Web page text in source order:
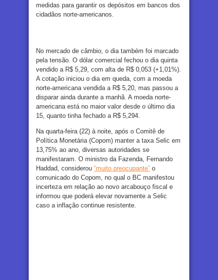
medidas para garantir os depósitos em bancos dos
cidadãos norte-americanos.
No mercado de câmbio, o dia também foi marcado
pela tensão. O dólar comercial fechou o dia quinta
vendido a R$ 5,29, com alta de R$ 0,053 (+1,01%).
A cotação iniciou o dia em queda, com a moeda
norte-americana vendida a R$ 5,20, mas passou a
disparar ainda durante a manhã. A moeda norte-
americana está no maior valor desde o último dia
15, quanto tinha fechado a R$ 5,294.
Na quarta-feira (22) à noite, após o Comitê de
Política Monetária (Copom) manter a taxa Selic em
13,75% ao ano, diversas autoridades se
manifestaram. O ministro da Fazenda, Fernando
Haddad, considerou “muito preocupante” o
comunicado do Copom, no qual o BC manifestou
incerteza em relação ao novo arcabouço fiscal e
informou que poderá elevar novamente a Selic
caso a inflação continue resistente.